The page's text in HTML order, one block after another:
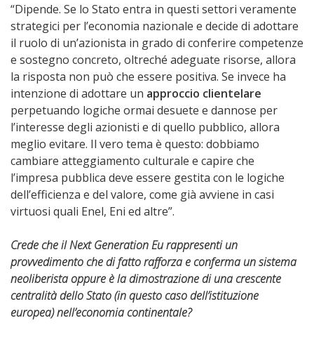
“Dipende. Se lo Stato entra in questi settori veramente
strategici per l’economia nazionale e decide di adottare
il ruolo di un’azionista in grado di conferire competenze
e sostegno concreto, oltreché adeguate risorse, allora
la risposta non può che essere positiva. Se invece ha
intenzione di adottare un approccio clientelare
perpetuando logiche ormai desuete e dannose per
l’interesse degli azionisti e di quello pubblico, allora
meglio evitare. Il vero tema è questo: dobbiamo
cambiare atteggiamento culturale e capire che
l’impresa pubblica deve essere gestita con le logiche
dell’efficienza e del valore, come già avviene in casi
virtuosi quali Enel, Eni ed altre”.
Crede che il Next Generation Eu rappresenti un
provvedimento che di fatto rafforza e conferma un sistema
neoliberista oppure è la dimostrazione di una crescente
centralità dello Stato (in questo caso dell’istituzione
europea) nell’economia continentale?